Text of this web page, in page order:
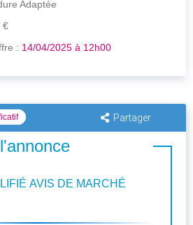
Adaptée
€
: 14/04/2025 à 12h00
Partager
AVIS DE MARCHÉ